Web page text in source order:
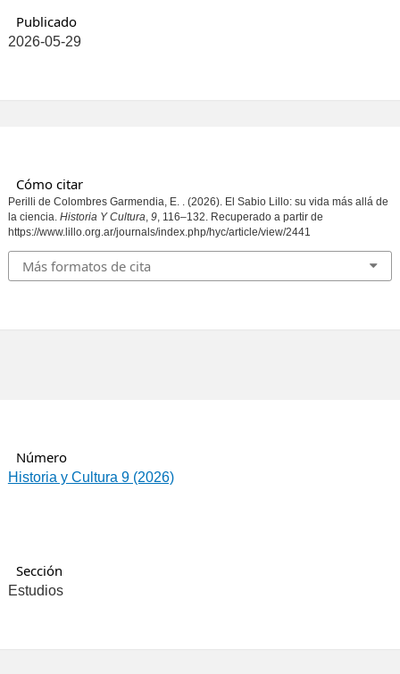
Publicado
2026-05-29
Cómo citar
Perilli de Colombres Garmendia, E. . (2026). El Sabio Lillo: su vida más allá de
la ciencia. Historia Y Cultura 9, 116–132. Recuperado a partir de
https://www.lillo.org.ar/journals/index.php/hyc/article/view/2441
Más formatos de cita
Número
Historia y Cultura 9 (2026)
Sección
Estudios